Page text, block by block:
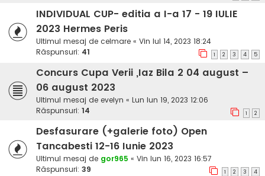
INDIVIDUAL CUP- editia a I-a 17 - 19 IULIE
2023 Hermes Peris
Ultimul mesaj de celmare « Vin Iul 14, 2023 18:24
Răspunsuri: 41 1 2 3 4 5
Concurs Cupa Verii ,Iaz Bila 2 04 august –
06 august 2023
Ultimul mesaj de evelyn « Lun Iun 19, 2023 12:06
Răspunsuri: 14 1 2
Desfasurare (+galerie foto) Open
Tancabesti 12-16 Iunie 2023
Ultimul mesaj de gor965 « Vin Iun 16, 2023 16:57
Răspunsuri: 39 1 2 3 4